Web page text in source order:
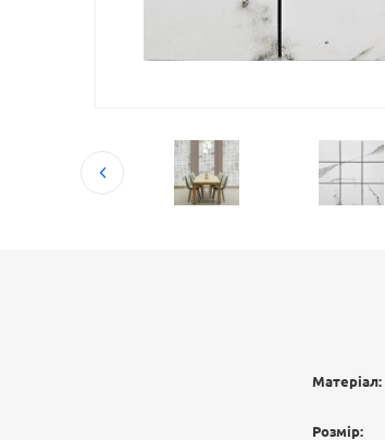
Матеріал:
Розмір: